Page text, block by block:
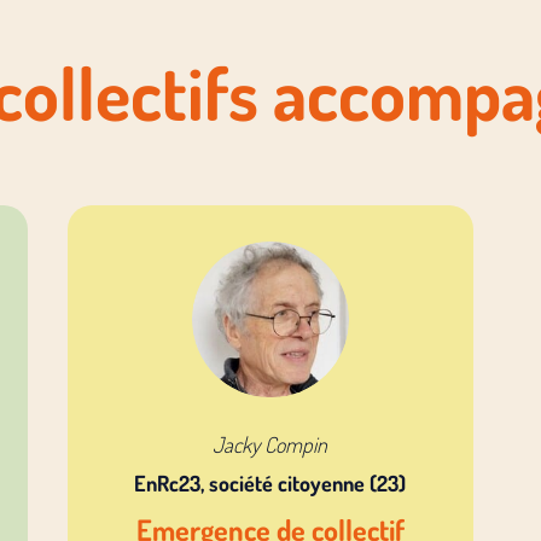
Jacky Compin
EnRc23, société citoyenne (23)
Emergence de collectif